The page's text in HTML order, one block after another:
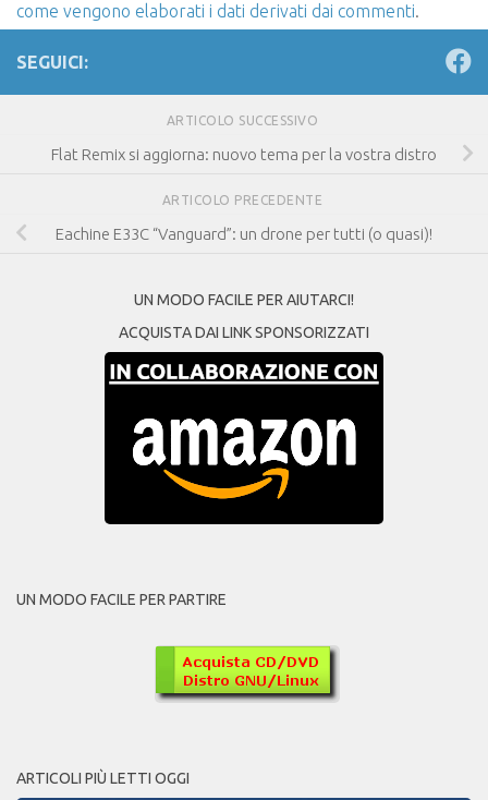
come vengono elaborati i dati derivati dai commenti.
SEGUICI:
ARTICOLO SUCCESSIVO
Flat Remix si aggiorna: nuovo tema per la vostra distro
ARTICOLO PRECEDENTE
Eachine E33C “Vanguard”: un drone per tutti (o quasi)!
UN MODO FACILE PER AIUTARCI!
ACQUISTA DAI LINK SPONSORIZZATI
UN MODO FACILE PER PARTIRE
ARTICOLI PIÙ LETTI OGGI